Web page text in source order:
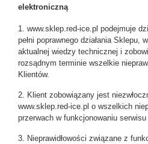
elektroniczną
1. www.sklep.red-ice.pl podejmuje
pełni poprawnego działania
aktualnej wiedzy technicznej i
rozsądnym terminie wszelkie
Klientów.
2. Klient zobowiązany jest
www.sklep.red-ice.pl o wszelkich
przerwach w funkcjonowaniu
3. Nieprawidłowości związane z